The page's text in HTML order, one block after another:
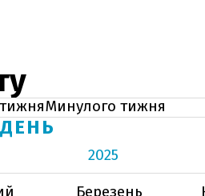
Минулого тижня
2025
Березень